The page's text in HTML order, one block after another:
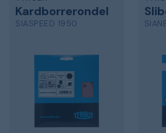
Kardborrerondel
SIASPEED 1950